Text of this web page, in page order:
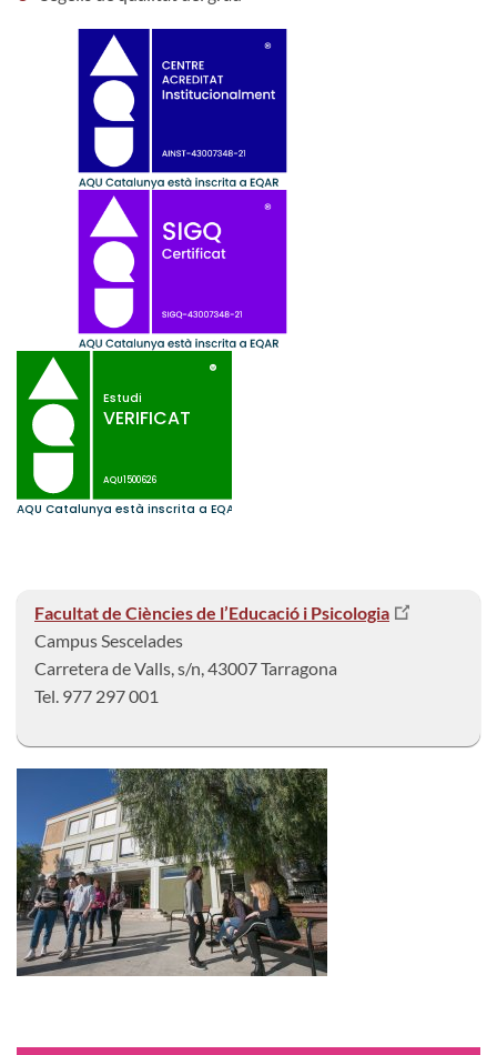
Facultat de Ciències de l’Educació i Psicologia
Campus Sescelades
Carretera de Valls, s/n, 43007 Tarragona
Tel. 977 297 001